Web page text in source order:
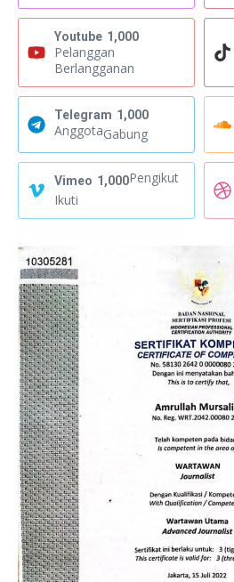
Youtube 1,000
Pelanggan
Berlangganan
Telegram 1,000
AnggotaGabung
Vimeo 1,000Pengikut
Ikuti